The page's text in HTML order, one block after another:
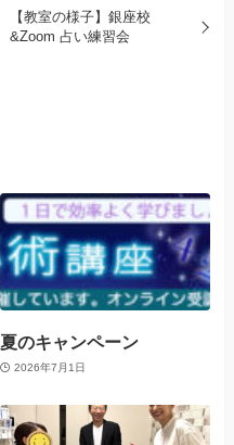
【教室の様子】銀座校
&Zoom 占い練習会
夏のキャンペーン
2026年7月1日